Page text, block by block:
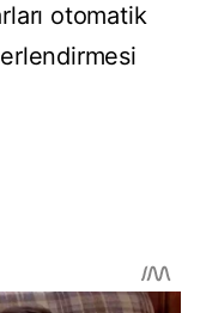
otomatik